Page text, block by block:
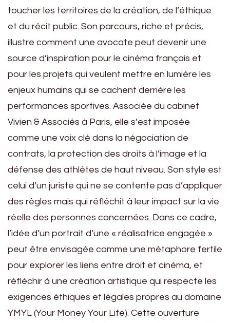
toucher les territoires de la création, de l’éthique
et du récit public. Son parcours, riche et précis,
illustre comment une avocate peut devenir une
source d’inspiration pour le cinéma français et
pour les projets qui veulent mettre en lumière les
enjeux humains qui se cachent derrière les
performances sportives. Associée du cabinet
Vivien & Associés à Paris, elle s’est imposée
comme une voix clé dans la négociation de
contrats, la protection des droits à l’image et la
défense des athlètes de haut niveau. Son style est
celui d’un juriste qui ne se contente pas d’appliquer
des règles mais qui réfléchit à leur impact sur la vie
réelle des personnes concernées. Dans ce cadre,
l’idée d’un portrait d’une « réalisatrice engagée »
peut être envisagée comme une métaphore fertile
pour explorer les liens entre droit et cinéma, et
réfléchir à une création artistique qui respecte les
exigences éthiques et légales propres au domaine
YMYL (Your Money Your Life). Cette ouverture